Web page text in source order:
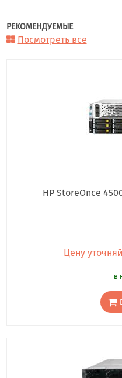
РЕКОМЕНДУЕМЫЕ
Посмотреть все
HP StoreOnce
Цену
в